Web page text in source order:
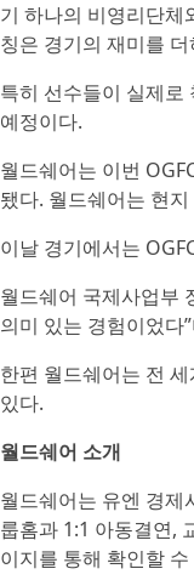
기 하나의 비영리단체
칭은 경기의 재미를
특히 선수들이 실제로
예정이다.
월드쉐어는 이번
됐다. 월드쉐어는 현
이날 경기에서는
월드쉐어 국제사업부
의미 있는 경험이었다
한편 월드쉐어는 전
있다.
월드쉐어 소개
월드쉐어는 유엔 경제
룹홈과 1:1 아동결연,
이지를 통해 확인할 수